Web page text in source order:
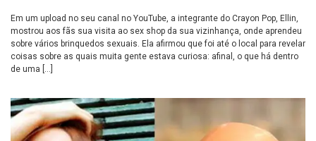
Em um upload no seu canal no YouTube, a integrante do Crayon Pop, Ellin,
mostrou aos fãs sua visita ao sex shop da sua vizinhança, onde aprendeu
sobre vários brinquedos sexuais. Ela afirmou que foi até o local para revelar
coisas sobre as quais muita gente estava curiosa: afinal, o que há dentro
de uma […]